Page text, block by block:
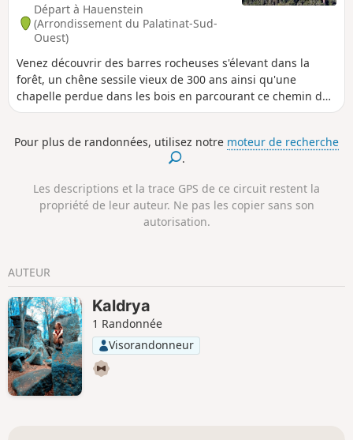
Départ à Hauenstein
(Arrondissement du Palatinat-Sud-
Ouest)
Venez découvrir des barres rocheuses s'élevant dans la
forêt, un chêne sessile vieux de 300 ans ainsi qu'une
chapelle perdue dans les bois en parcourant ce chemin du
cordonnier de Hauenstein, la ville de la chaussure.
Pour plus de randonnées, utilisez notre moteur de recherche
.
Les descriptions et la trace GPS de ce circuit restent la
propriété de leur auteur. Ne pas les copier sans son
autorisation.
AUTEUR
Kaldrya
1 Randonnée
Visorandonneur